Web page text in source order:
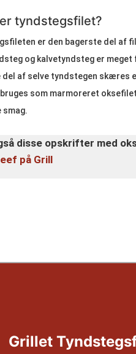
tyndstegsfilet?
er den bagerste del af
og kalvetyndsteg er
del af selve tyndstegen skæres
som marmoreret
smag.
disse opskrifter med
på Grill
Grillet